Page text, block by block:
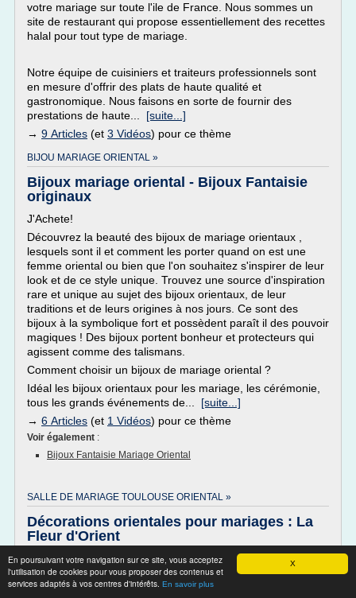
X
En poursuivant votre navigation sur ce site, vous acceptez
l'utilisation de cookies pour vous proposer des contenus et
services adaptés à vos centres d'intérêts. En savoir plus
votre mariage sur toute l'ile de France. Nous sommes un
site de restaurant qui propose essentiellement des recettes
halal pour tout type de mariage.
Notre équipe de cuisiniers et traiteurs professionnels sont
en mesure d'offrir des plats de haute qualité et
gastronomique. Nous faisons en sorte de fournir des
prestations de haute... [suite...]
→ 9 Articles (et 3 Vidéos) pour ce thème
BIJOU MARIAGE ORIENTAL »
Bijoux mariage oriental - Bijoux Fantaisie
originaux
J'Achete!
Découvrez la beauté des bijoux de mariage orientaux ,
lesquels sont il et comment les porter quand on est une
femme oriental ou bien que l'on souhaitez s'inspirer de leur
look et de ce style unique. Trouvez une source d'inspiration
rare et unique au sujet des bijoux orientaux, de leur
traditions et de leurs origines à nos jours. Ce sont des
bijoux à la symbolique fort et possèdent paraît il des pouvoir
magiques ! Des bijoux portent bonheur et protecteurs qui
agissent comme des talismans.
Comment choisir un bijoux de mariage oriental ?
Idéal les bijoux orientaux pour les mariage, les cérémonie,
tous les grands événements de... [suite...]
→ 6 Articles (et 1 Vidéos) pour ce thème
Voir également :
Bijoux Fantaisie Mariage Oriental
SALLE DE MARIAGE TOULOUSE ORIENTAL »
Décorations orientales pour mariages : La
Fleur d'Orient
Décorations orientales pour mariages : La Fleur d'Orient
Décoration de salle